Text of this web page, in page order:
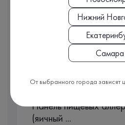
видеть полную картину вашего
Мы подобрали для вас несколько
Комплекс
Панель пищевых
(яичный ...
Нижний
Самара
От выбранного города зависят